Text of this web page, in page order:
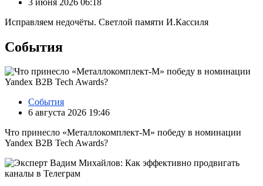
Исправляем недочёты. Светлой памяти И.Кассиля
События
События
6 августа 2026 19:46
Что принесло «Металлокомплект-М» победу в номинации
Yandex B2B Tech Awards?